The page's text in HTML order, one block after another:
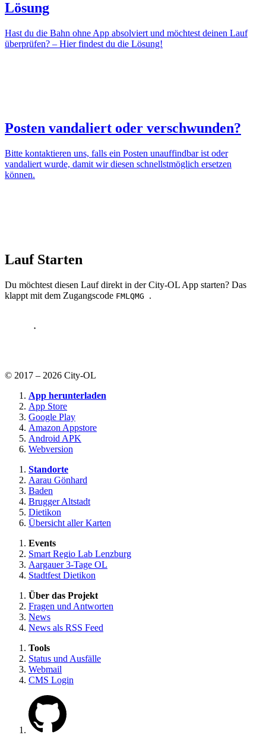
Lösung
Hast du die Bahn ohne App absolviert und möchtest deinen Lauf
überprüfen? – Hier findest du die Lösung!
Posten vandaliert oder verschwunden?
Bitte kontaktieren uns, falls ein Posten unauffindbar ist oder
vandaliert wurde, damit wir diesen schnellstmöglich ersetzen
können.
Lauf Starten
Du möchtest diesen Lauf direkt in der City-OL App starten? Das
klappt mit dem Zugangscode FMLQMG .
© 2017 – 2026 City-OL
App herunterladen
App Store
Google Play
Amazon Appstore
Android APK
Webversion
Standorte
Aarau Gönhard
Baden
Brugger Altstadt
Dietikon
Übersicht aller Karten
Events
Smart Regio Lab Lenzburg
Aargauer 3-Tage OL
Stadtfest Dietikon
Über das Projekt
Fragen und Antworten
News
News als RSS Feed
Tools
Status und Ausfälle
Webmail
CMS Login
Zu unserem GitHub